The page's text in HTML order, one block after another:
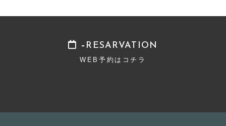
RESARVATION
WEB予約はコチラ